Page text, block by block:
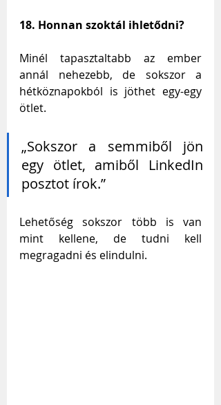
18. Honnan szoktál ihletődni?
Minél tapasztaltabb az ember
annál nehezebb, de sokszor a
hétköznapokból is jöthet egy-egy
ötlet.
„Sokszor a semmiből jön
egy ötlet, amiből LinkedIn
posztot írok.”
Lehetőség sokszor több is van
mint kellene, de tudni kell
megragadni és elindulni.